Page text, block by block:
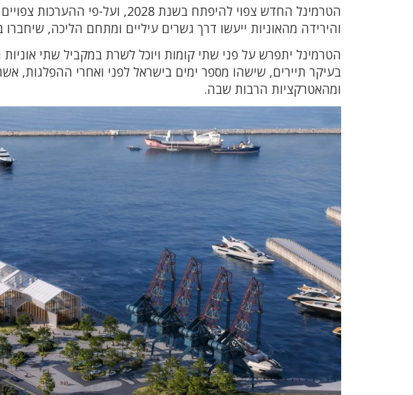
הטרמינל החדש צפוי להיפתח בשנת
והירידה מהאוניות ייעשו דרך גשרים עיליים ומתחם הליכה,
בעיקר תיירים, שישהו מספר ימים בישראל לפני ואחרי ההפלגות,
ומהאטרקציות הרבות שבה.